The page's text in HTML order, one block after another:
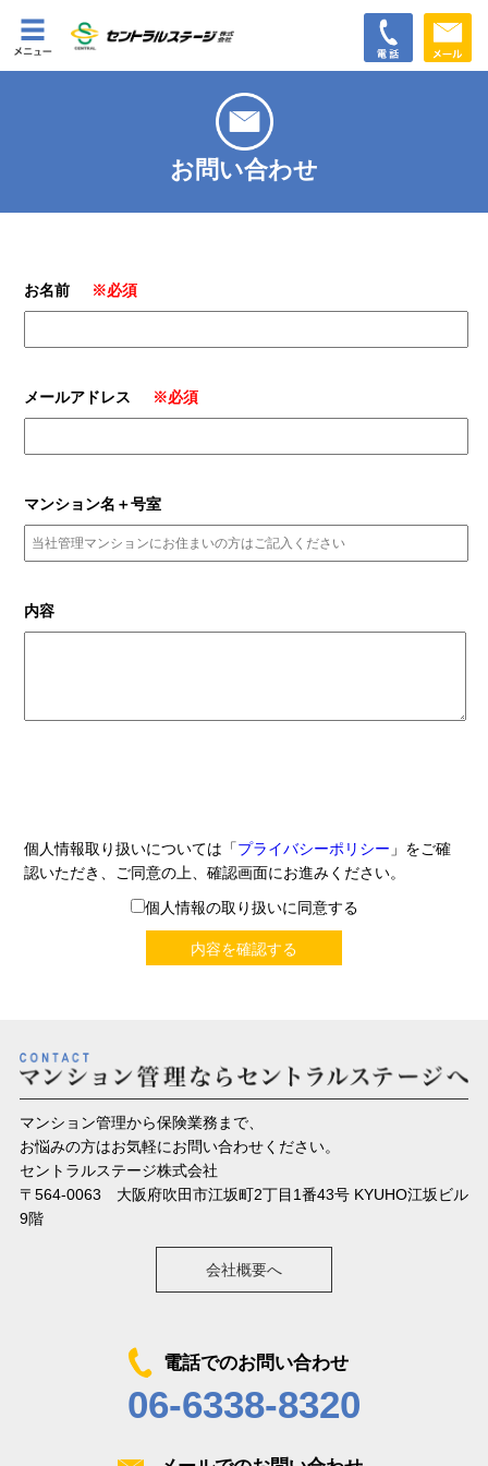
お問い合わせ
お名前 ※必須
メールアドレス ※必須
マンション名＋号室
内容
個人情報取り扱いについては「プライバシーポリシー 」をご確
認いただき、ご同意の上、確認画面にお進みください。
個人情報の取り扱いに同意する
内容を確認する
マンション管理から保険業務まで、
お悩みの方はお気軽にお問い合わせください。
セントラルステージ株式会社
〒564-0063 大阪府吹田市江坂町2丁目1番43号 KYUHO江坂ビル
9階
会社概要へ
電話でのお問い合わせ
06-6338-8320